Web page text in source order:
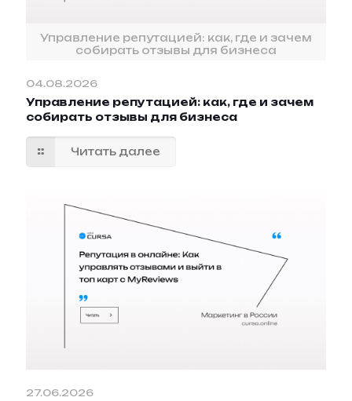
Управление репутацией: как, где и зачем
собирать отзывы для бизнеса
04.08.2026
Управление репутацией: как, где и зачем
собирать отзывы для бизнеса
Читать далее
27.06.2026